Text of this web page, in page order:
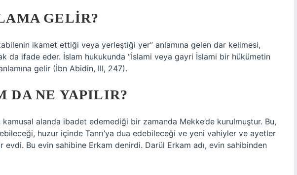
GELIR?
ikamet ettiği veya yerleştiği yer” anlamına gelen dar kelimesi,
da ifade eder. İslam hukukunda “İslami veya gayri İslami bir hükümetin
gelir (İbn Abidin, III, 247).
DA NE YAPILIR?
kamusal alanda ibadet edemediği bir zamanda Mekke’de kurulmuştur. Bu,
huzur içinde Tanrı’ya dua edebileceği ve yeni vahiyler ve ayetler
evdi. Bu evin sahibine Erkam denirdi. Darül Erkam adı, evin sahibinden